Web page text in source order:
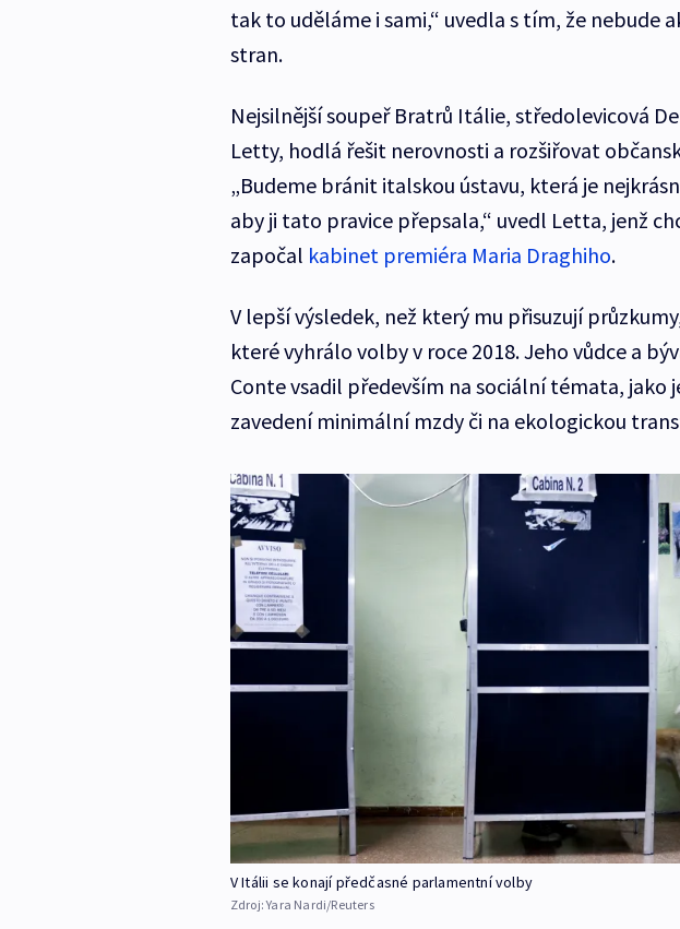
tak to uděláme i sami,“ uvedla s tím, že nebude
stran.
Nejsilnější soupeř Bratrů Itálie, středolevicová
Letty, hodlá řešit nerovnosti a rozšiřovat
„Budeme bránit italskou ústavu, která je
aby ji tato pravice přepsala,“ uvedl Letta, jenž
započal kabinet premiéra Maria Draghiho.
V lepší výsledek, než který mu přisuzují
které vyhrálo volby v roce 2018. Jeho vůdce a
Conte vsadil především na sociální témata, jako
zavedení minimální mzdy či na ekologickou
V Itálii se konají předčasné parlamentní volby
Zdroj:Yara Nardi/Reuters